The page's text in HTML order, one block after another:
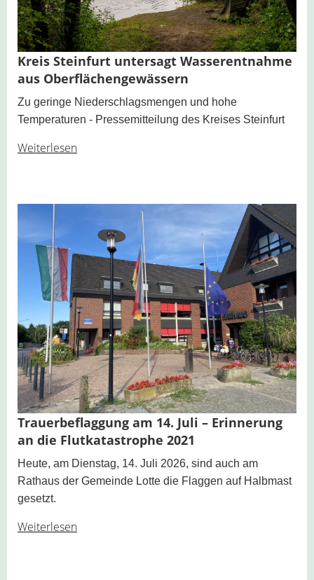
Kreis Steinfurt untersagt Wasserentnahme
aus Oberflächengewässern
Zu geringe Niederschlagsmengen und hohe
Temperaturen - Pressemitteilung des Kreises Steinfurt
Weiterlesen
Trauerbeflaggung am 14. Juli – Erinnerung
an die Flutkatastrophe 2021
Heute, am Dienstag, 14. Juli 2026, sind auch am
Rathaus der Gemeinde Lotte die Flaggen auf Halbmast
gesetzt.
Weiterlesen